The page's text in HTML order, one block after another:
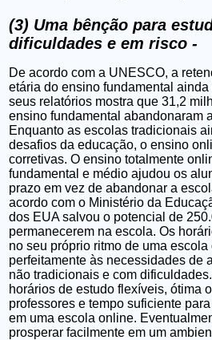
(3) Uma bênção para
dificuldades e em risco -
De acordo com a UNESCO, a
etária do ensino fundamental
seus relatórios mostra que 31,2
ensino fundamental abandonaram
Enquanto as escolas tradicionais
desafios da educação, o ensino
corretivas. O ensino totalmente
fundamental e médio ajudou os
prazo em vez de abandonar a
acordo com o Ministério da
dos EUA salvou o potencial de
permanecerem na escola. Os
no seu próprio ritmo de uma
perfeitamente às necessidades de
não tradicionais e com
horários de estudo flexíveis, ótima
professores e tempo suficiente
em uma escola online.
prosperar facilmente em um